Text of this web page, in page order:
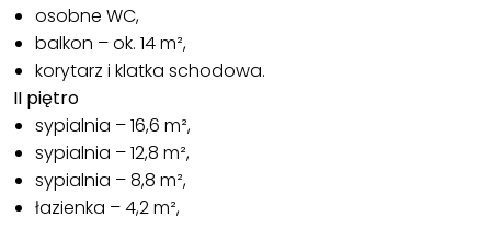
osobne WC,
balkon – ok. 14 m²,
korytarz i klatka schodowa.
II piętro
sypialnia – 16,6 m²,
sypialnia – 12,8 m²,
sypialnia – 8,8 m²,
łazienka – 4,2 m²,